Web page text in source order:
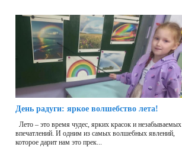
День радуги: яркое волшебство лета!
Лето – это время чудес, ярких красок и незабываемых
впечатлений. И одним из самых волшебных явлений,
которое дарит нам это прек...